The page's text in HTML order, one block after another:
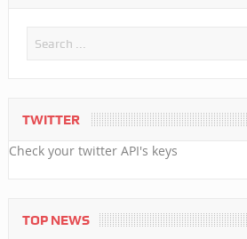
TWITTER
Check your twitter API's keys
TOP NEWS